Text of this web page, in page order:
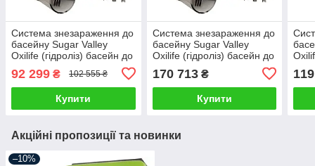
Система знезараження до
басейну Sugar Valley
Oxilife (гідроліз) басейн до
92 299 ₴ 102 555 ₴
Купити
Система знезараження до
басейну Sugar Valley
Oxilife (гідроліз) басейн до
170 713₴
Купити
Акційні пропозиції та новинки
–10%